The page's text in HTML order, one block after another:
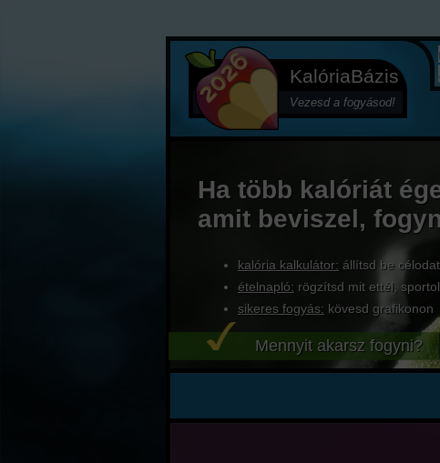
KalóriaBázis
Vezesd a fogyásod!
Ha több kalóriát
amit beviszel,
kalória kalkulátor: állítsd be célodat
ételnapló: rögzítsd mit ettél,
sikeres fogyás: kövesd grafikonon
Mennyit akarsz fogyni?